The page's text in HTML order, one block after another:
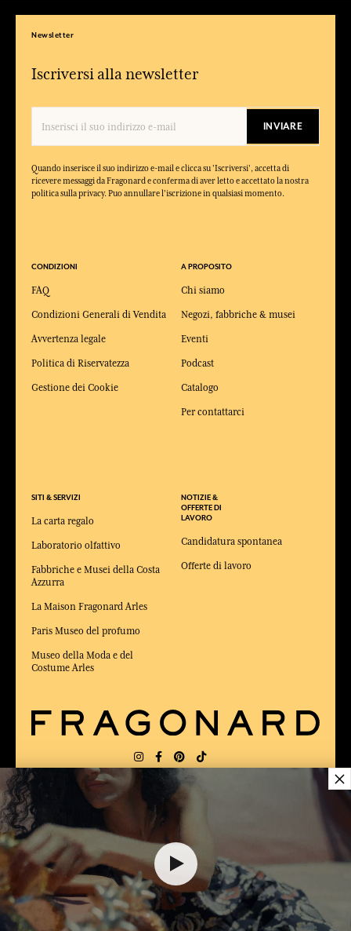
$ 89.00
Newsletter
Iscriversi alla newsletter
INVIARE
Quando inserisce il suo indirizzo e-mail e clicca su 'Iscriversi', accetta di
ricevere messaggi da Fragonard e conferma di aver letto e accettato la nostra
politica sulla privacy. Puo annullare l'iscrizione in qualsiasi momento.
CONDIZIONI
FAQ
Condizioni Generali di Vendita
Avvertenza legale
Politica di Riservatezza
Gestione dei Cookie
SITI & SERVIZI
La carta regalo
Laboratorio olfattivo
Fabbriche e Musei della Costa
Azzurra
La Maison Fragonard Arles
Paris Museo del profumo
Museo della Moda e del
Costume Arles
A PROPOSITO
Chi siamo
Negozi, fabbriche & musei
Eventi
Podcast
Catalogo
Per contattarci
NOTIZIE &
OFFERTE DI
LAVORO
Candidatura spontanea
Offerte di lavoro
CONSEGNA: US
ELETTO MIGLIOR SITO DI COMMERCIO
Online 2025 dalla rivista Capital
×